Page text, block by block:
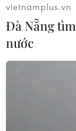
Tìm ra cơ chế
xương hiếm
vietnamplus.vn
Đà Nẵng
nước